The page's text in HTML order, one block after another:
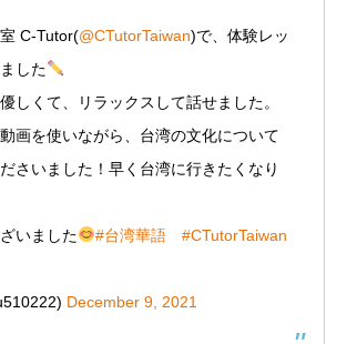
C-Tutor(@CTutorTaiwan)で、体験レッ
した
しくて、リラックスして話せました。
画を使いながら、台湾の文化について
さいました！早く台湾に行きたくなり
いました
#台湾華語 #CTutorTaiwan
December 9, 2021